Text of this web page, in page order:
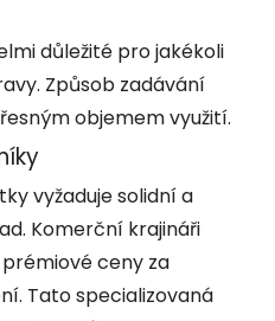
důležité pro jakékoli
Způsob zadávání
objemem využití.
vyžaduje solidní a
Komerční krajináři
ceny za
Tato specializovaná